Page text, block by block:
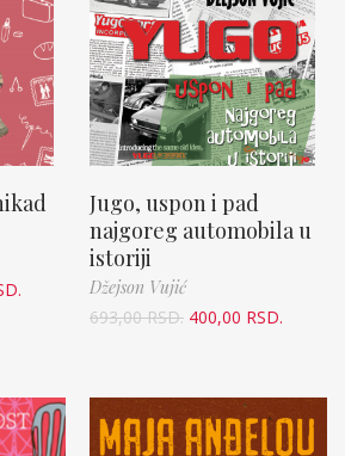
Jugo, uspon i pad
najgoreg automobila u
istoriji
Džejson Vujić
693,00RSD. 400,00 RSD.